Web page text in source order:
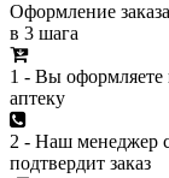
Оформление заказа
в 3 шага
1 - Вы
аптеку
2 - Наш менеджер
подтвердит заказ